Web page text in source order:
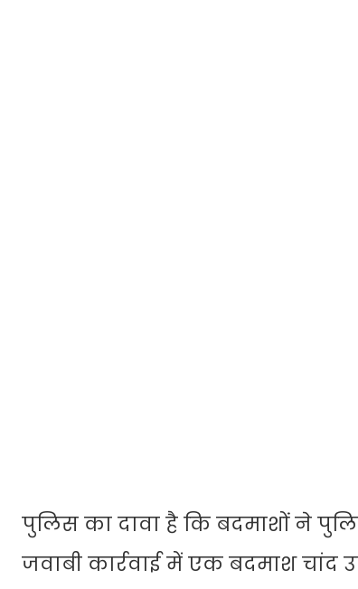
पुलिस का दावा है कि बदमाशों ने
जवाबी कार्रवाई में एक बदमाश